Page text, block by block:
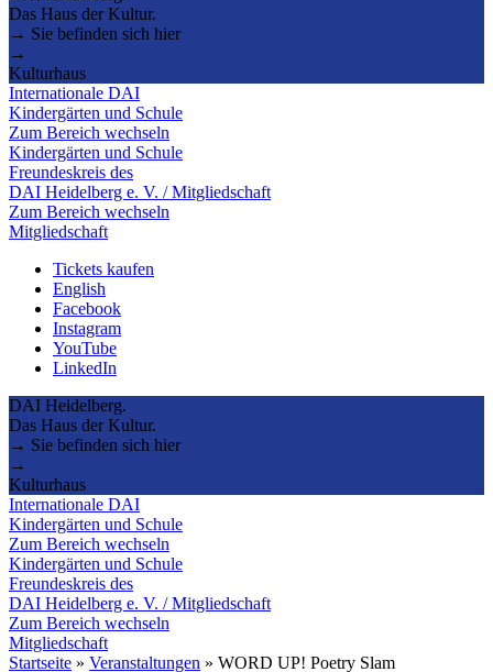
Das Haus der Kultur.
→ Sie befinden sich hier
→
Kulturhaus
Internationale DAI
Kindergärten und Schule
Zum Bereich wechseln
Kindergärten und Schule
Freundeskreis des
DAI Heidelberg e. V. / Mitgliedschaft
Zum Bereich wechseln
Mitgliedschaft
Tickets kaufen
English
Facebook
Instagram
YouTube
LinkedIn
DAI Heidelberg.
Das Haus der Kultur.
→ Sie befinden sich hier
→
Kulturhaus
Internationale DAI
Kindergärten und Schule
Zum Bereich wechseln
Kindergärten und Schule
Freundeskreis des
DAI Heidelberg e. V. / Mitgliedschaft
Zum Bereich wechseln
Mitgliedschaft
Startseite » Veranstaltungen » WORD UP! Poetry Slam